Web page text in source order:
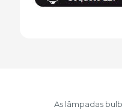
As lâmpadas